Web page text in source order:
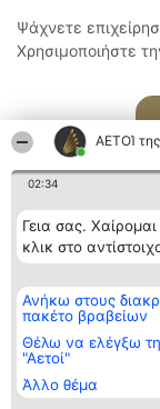
ΑΕΤΟΊ
02:34
Γεια σας.
κλικ στο
Ανήκω στους
πακέτο βραβείων
Θέλω να ελέγξω
"Αετοί"
Άλλο θέμα
Ψάχνετε
Χρησιμοποιήστε
Διοργανωτής της
κατάταξης
BEAUTIFUL COMPANY
ΤΗΛ. ΕΠΙΚΟΙΝΩΝΙΑΣ:
2104128019
email: